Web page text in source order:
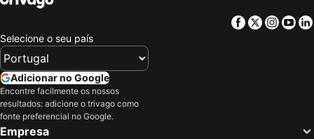
Castel di Sangro, Abruzzo Hotéis
Mosciano Sant'Angelo, Abruzzo Hotéis
Ascoli Piceno, Marche Hotéis
Pescara, Abruzzo Hotéis
Monterotondo, Lazio Hotéis
Grottaferrata, Lazio Hotéis
Norcia, Úmbria Hotéis
Facebook
Twitter
Selecione o seu país
Adicionar no Google
Encontre facilmente os nossos
resultados: adicione o trivago como
fonte preferencial no Google.
Empresa